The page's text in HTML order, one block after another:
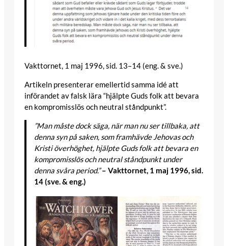
Vakttornet, 1 maj 1996, sid. 13–14 (eng. & sve.)
Artikeln presenterar emellertid samma idé att
införandet av falsk lära “hjälpte Guds folk att bevara
en kompromisslös och neutral ståndpunkt”.
”Man måste dock säga, när man nu ser tillbaka, att
denna syn på saken, som framhävde Jehovas och
Kristi överhöghet, hjälpte Guds folk att bevara en
kompromisslös och neutral ståndpunkt under
denna svåra period.”– Vakttornet, 1 maj 1996, sid.
14 (sve. & eng.)